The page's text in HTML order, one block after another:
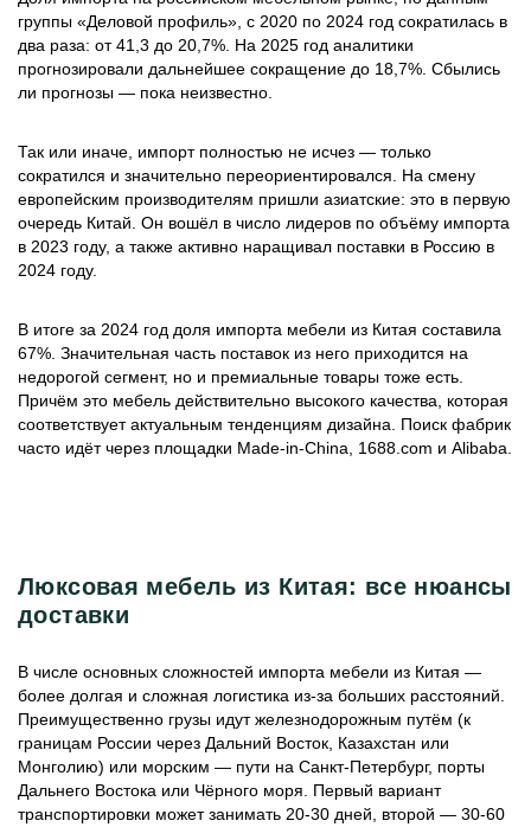
группы «Деловой профиль», с 2020 по 2024 год сократилась в
два раза: от 41,3 до 20,7%. На 2025 год аналитики
прогнозировали дальнейшее сокращение до 18,7%. Сбылись
ли прогнозы — пока неизвестно.
Так или иначе, импорт полностью не исчез — только
сократился и значительно переориентировался. На смену
европейским производителям пришли азиатские: это в первую
очередь Китай. Он вошёл в число лидеров по объёму импорта
в 2023 году, а также активно наращивал поставки в Россию в
2024 году.
В итоге за 2024 год доля импорта мебели из Китая составила
67%. Значительная часть поставок из него приходится на
недорогой сегмент, но и премиальные товары тоже есть.
Причём это мебель действительно высокого качества, которая
соответствует актуальным тенденциям дизайна. Поиск фабрик
часто идёт через площадки Made-in-China, 1688.com и Alibaba.
Люксовая мебель из Китая: все нюансы
доставки
В числе основных сложностей импорта мебели из Китая —
более долгая и сложная логистика из-за больших расстояний.
Преимущественно грузы идут железнодорожным путём (к
границам России через Дальний Восток, Казахстан или
Монголию) или морским — пути на Санкт-Петербург, порты
Дальнего Востока или Чёрного моря. Первый вариант
транспортировки может занимать 20-30 дней, второй — 30-60